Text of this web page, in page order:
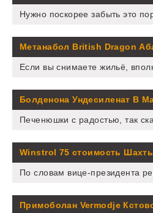
Нужно поскорее забыть это
Метанабол British Dragon
Если вы снимаете жильё,
Болденона Ундесиленат В
Печенюшки с радостью, так
Winstrol 75 стоимость
По словам вице-президента
Примоболан Vermodje